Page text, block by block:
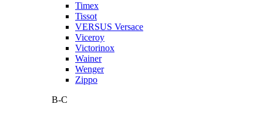
Timex
Tissot
VERSUS Versace
Viceroy
Victorinox
Wainer
Wenger
Zippo
В-С